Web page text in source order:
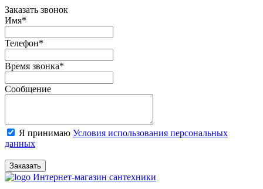
Заказать звонок
Имя*
Телефон*
Время звонка*
Сообщение
Я принимаю Условия использования персональных
данных
Заказать
Интернет-магазин сантехники